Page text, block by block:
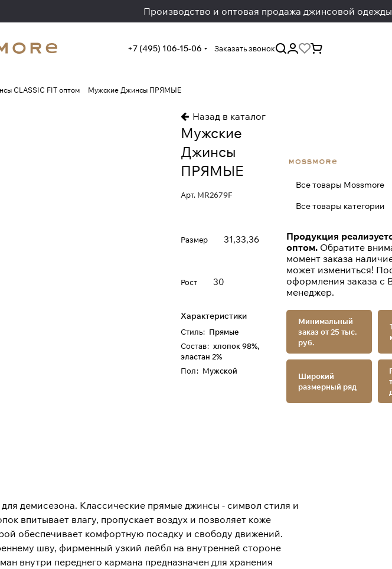
Производство и оптовая продажа джинсовой одежды
+7 (495) 106-15-06 Заказать звонок
CLASSIC FIT оптом Мужские Джинсы ПРЯМЫЕ
Назад в каталог
Мужские
Джинсы
ПРЯМЫЕ
Арт. MR2679F
Размер 31,33,36
Рост 30
Характеристики
Стиль: Прямые
Состав: хлопок 98%,
эластан 2%
Пол: Мужской
Все товары Mossmore
Все товары категории
Продукция
оптом. Обратите
момент заказа
может измениться!
оформления заказа с
менеджер.
Минимальный
заказ от 25 тыс.
руб.
Широкий
размерный ряд
демисезона. Классические прямые джинсы - символ стиля и
впитывает влагу, пропускает воздух и позволяет коже
обеспечивает комфортную посадку и свободу движений.
шву, фирменный узкий лейбл на внутренней стороне
внутри переднего кармана предназначен для хранения